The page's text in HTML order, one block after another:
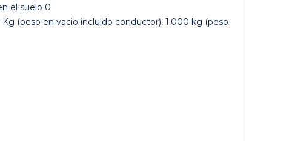
el suelo 0
(peso en vacio incluido conductor), 1.000 kg (peso